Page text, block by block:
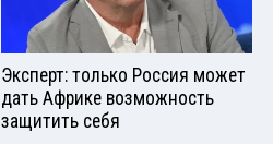
Эксперт: только Россия может
дать Африке возможность
защитить себя